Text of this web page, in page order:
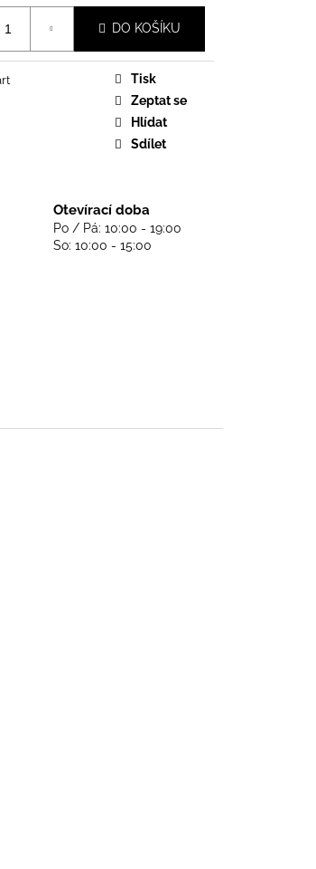
DO KOŠÍKU
Tisk
Zeptat se
Hlídat
Sdílet
Otevírací doba
Po / Pá: 10:00 - 19:00
So: 10:00 - 15:00
- BLACK